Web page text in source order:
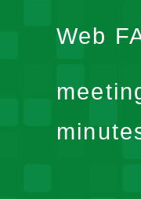
Web